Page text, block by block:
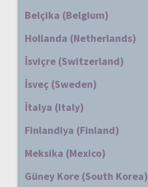
Belçika (Belgium)
Hollanda (Netherlands)
İsviçre (Switzerland)
İsveç (Sweden)
İtalya (Italy)
Finlandiya (Finland)
Meksika (Mexico)
Güney Kore (South Korea)